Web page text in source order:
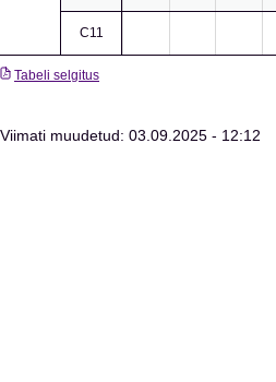
C11
Tabeli selgitus
Viimati muudetud: 03.09.2025 - 12:12